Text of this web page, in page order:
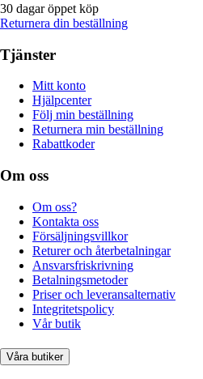
30 dagar öppet köp
Returnera din beställning
Tjänster
Mitt konto
Hjälpcenter
Följ min beställning
Returnera min beställning
Rabattkoder
Om oss
Om oss?
Kontakta oss
Försäljningsvillkor
Returer och återbetalningar
Ansvarsfriskrivning
Betalningsmetoder
Priser och leveransalternativ
Integritetspolicy
Vår butik
Våra butiker